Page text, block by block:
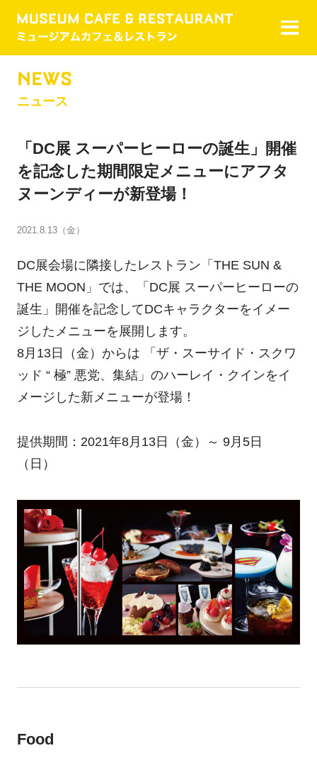
NEWS
ニュース
「DC展 スーパーヒーローの誕生」開催
を記念した期間限定メニューにアフタ
ヌーンディーが新登場！
2021.8.13（金）
DC展会場に隣接したレストラン「THE SUN &
THE MOON」では、「DC展 スーパーヒーローの
誕生」開催を記念してDCキャラクターをイメー
ジしたメニューを展開します。
8月13日（金）からは 「ザ・スーサイド・スクワ
ッド “ 極” 悪党、集結」のハーレイ・クインをイ
メージした新メニューが登場！
提供期間：2021年8月13日（金）～ 9月5日
（日）
Food